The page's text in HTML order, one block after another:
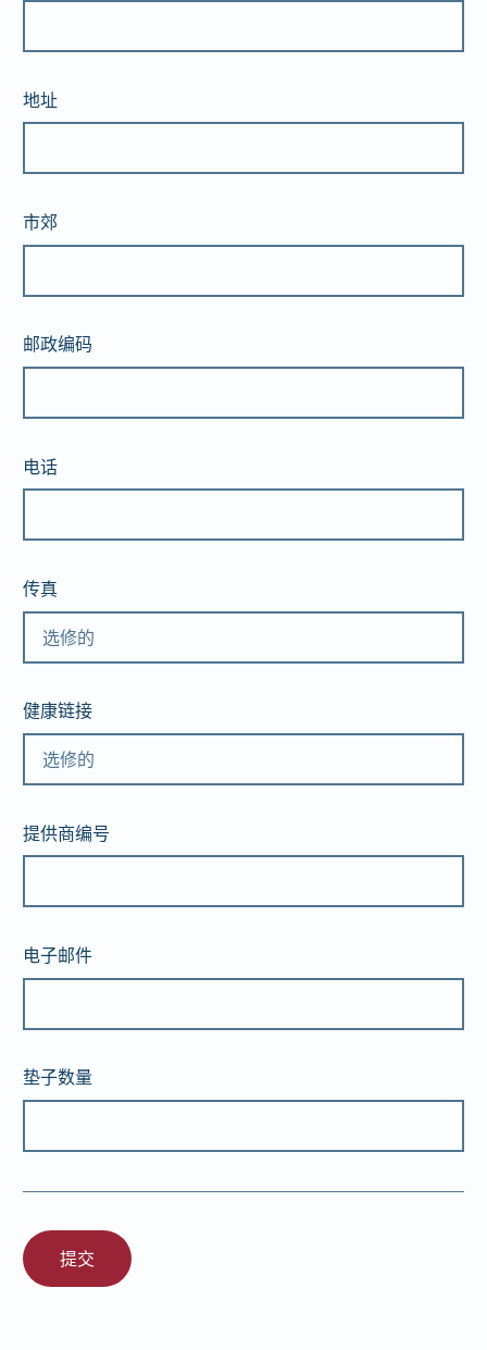
地址
市郊
邮政编码
电话
传真
健康链接
提供商编号
电子邮件
垫子数量
提交